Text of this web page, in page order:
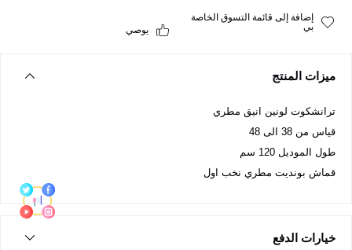
إضافة إلى قائمة التسوق الخاصة
بي
يوصي
ميزات المنتج
ترانشكوت لونين انيق مطري
قياس من 38 الى 48
طول الموديل 120 سم
قماش بونديت مطري نخب اول
خيارات الدفع